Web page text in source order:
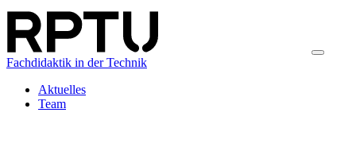
Fachdidaktik in der Technik
Aktuelles
Team